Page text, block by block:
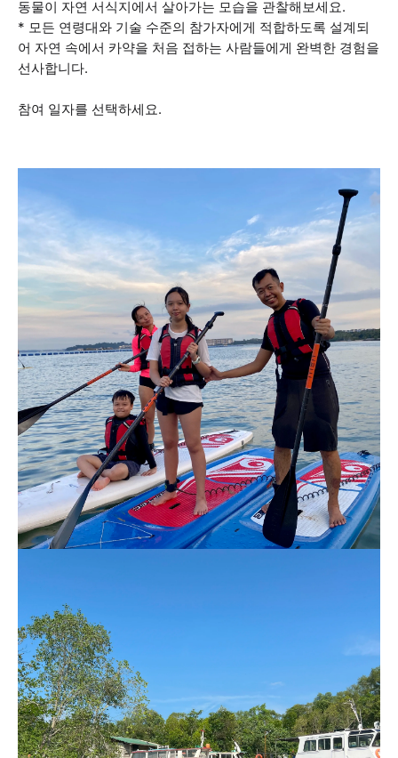
동물이 자연 서식지에서 살아가는 모습을 관찰해보세요.
* 모든 연령대와 기술 수준의 참가자에게 적합하도록 설계되
어 자연 속에서 카약을 처음 접하는 사람들에게 완벽한 경험을
선사합니다.
참여 일자를 선택하세요.